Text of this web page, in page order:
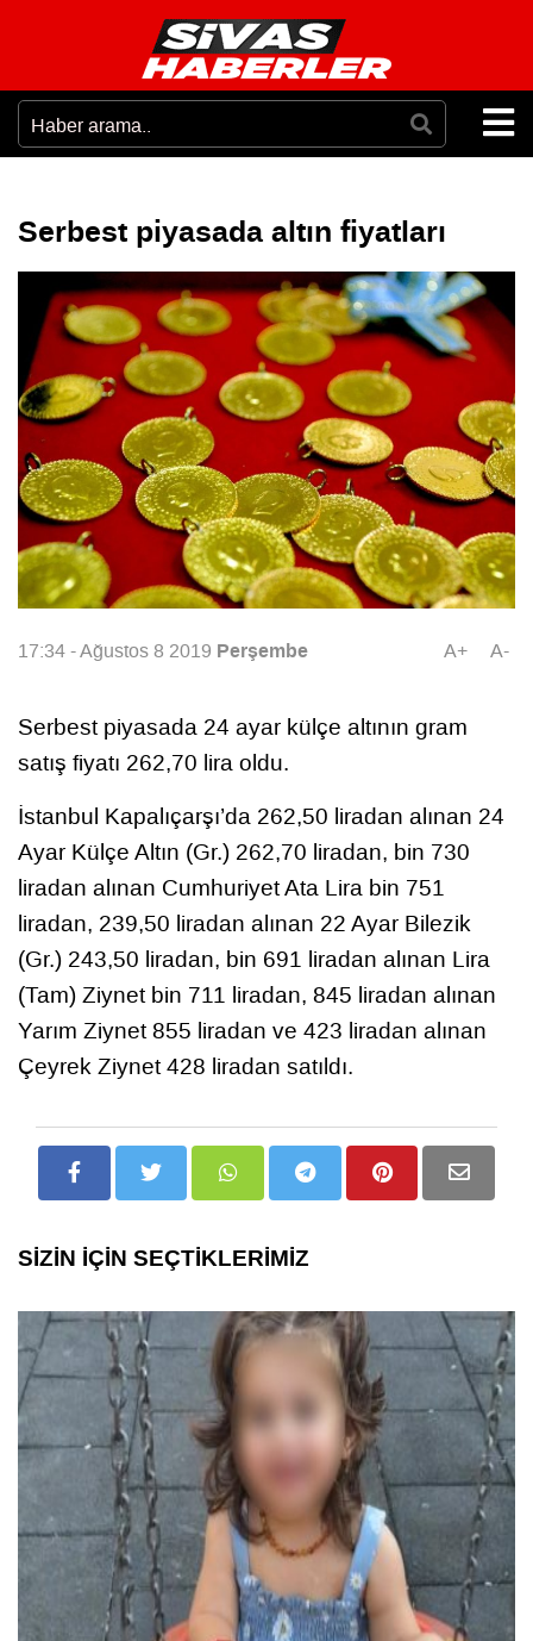
Serbest piyasada altın fiyatları
17:34 - Ağustos 8 2019 Perşembe A+ A-
Serbest piyasada 24 ayar külçe altının gram
satış fiyatı 262,70 lira oldu.
İstanbul Kapalıçarşı’da 262,50 liradan alınan 24
Ayar Külçe Altın (Gr.) 262,70 liradan, bin 730
liradan alınan Cumhuriyet Ata Lira bin 751
liradan, 239,50 liradan alınan 22 Ayar Bilezik
(Gr.) 243,50 liradan, bin 691 liradan alınan Lira
(Tam) Ziynet bin 711 liradan, 845 liradan alınan
Yarım Ziynet 855 liradan ve 423 liradan alınan
Çeyrek Ziynet 428 liradan satıldı.
SİZİN İÇİN SEÇTİKLERİMİZ